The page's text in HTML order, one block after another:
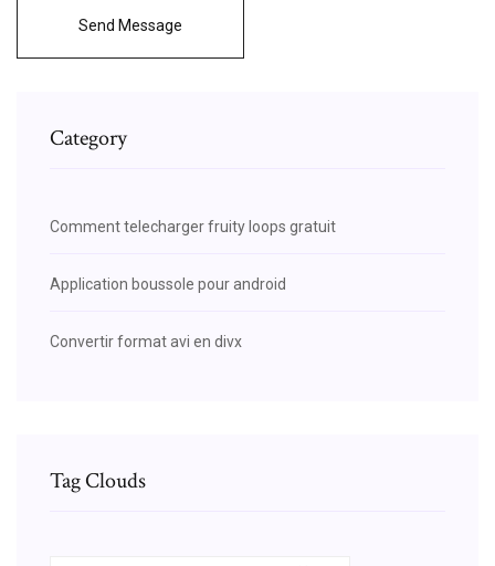
Send Message
Category
Comment telecharger fruity loops gratuit
Application boussole pour android
Convertir format avi en divx
Tag Clouds